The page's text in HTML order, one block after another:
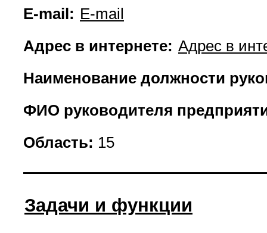
E-mail: E-mail
Адрес в интернете: Адрес в
Наименование должности
ФИО руководителя
Область: 15
Задачи и функции